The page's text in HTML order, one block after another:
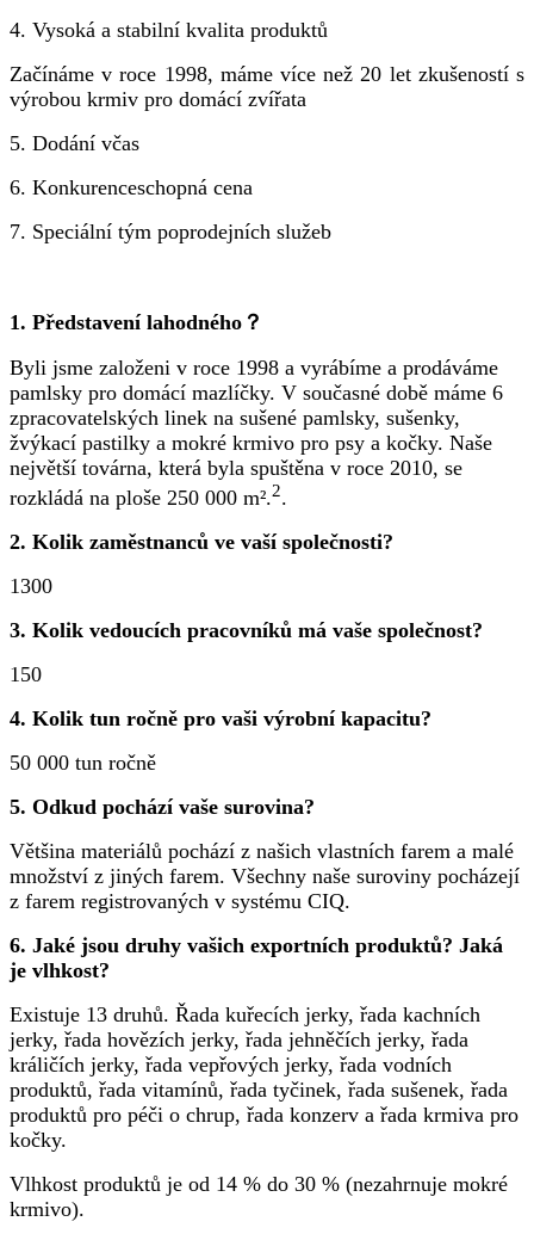
4. Vysoká a stabilní kvalita produktů
Začínáme v roce 1998, máme více než 20 let zkušeností s
výrobou krmiv pro domácí zvířata
5. Dodání včas
6. Konkurenceschopná cena
7. Speciální tým poprodejních služeb
1. Představení lahodného？
Byli jsme založeni v roce 1998 a vyrábíme a prodáváme
pamlsky pro domácí mazlíčky. V současné době máme 6
zpracovatelských linek na sušené pamlsky, sušenky,
žvýkací pastilky a mokré krmivo pro psy a kočky. Naše
největší továrna, která byla spuštěna v roce 2010, se
rozkládá na ploše 250 000 m².2.
2. Kolik zaměstnanců ve vaší společnosti?
1300
3. Kolik vedoucích pracovníků má vaše společnost?
150
4. Kolik tun ročně pro vaši výrobní kapacitu?
50 000 tun ročně
5. Odkud pochází vaše surovina?
Většina materiálů pochází z našich vlastních farem a malé
množství z jiných farem. Všechny naše suroviny pocházejí
z farem registrovaných v systému CIQ.
6. Jaké jsou druhy vašich exportních produktů? Jaká
je vlhkost?
Existuje 13 druhů. Řada kuřecích jerky, řada kachních
jerky, řada hovězích jerky, řada jehněčích jerky, řada
králičích jerky, řada vepřových jerky, řada vodních
produktů, řada vitamínů, řada tyčinek, řada sušenek, řada
produktů pro péči o chrup, řada konzerv a řada krmiva pro
kočky.
Vlhkost produktů je od 14 % do 30 % (nezahrnuje mokré
krmivo).